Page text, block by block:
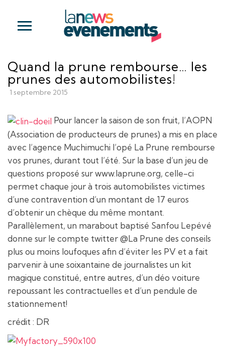
Quand la prune rembourse… les
prunes des automobilistes!
1 septembre 2015
Pour lancer la saison de son fruit, l’AOPN
(Association de producteurs de prunes) a mis en place
avec l’agence Muchimuchi l’opé La Prune rembourse
vos prunes, durant tout l’été. Sur la base d’un jeu de
questions proposé sur www.laprune.org, celle-ci
permet chaque jour à trois automobilistes victimes
d’une contravention d’un montant de 17 euros
d’obtenir un chèque du même montant.
Parallèlement, un marabout baptisé Sanfou Lepévé
donne sur le compte twitter @La Prune des conseils
plus ou moins loufoques afin d’éviter les PV et a fait
parvenir à une soixantaine de journalistes un kit
magique constitué, entre autres, d’un déo voiture
repoussant les contractuelles et d’un pendule de
stationnement!
crédit : DR